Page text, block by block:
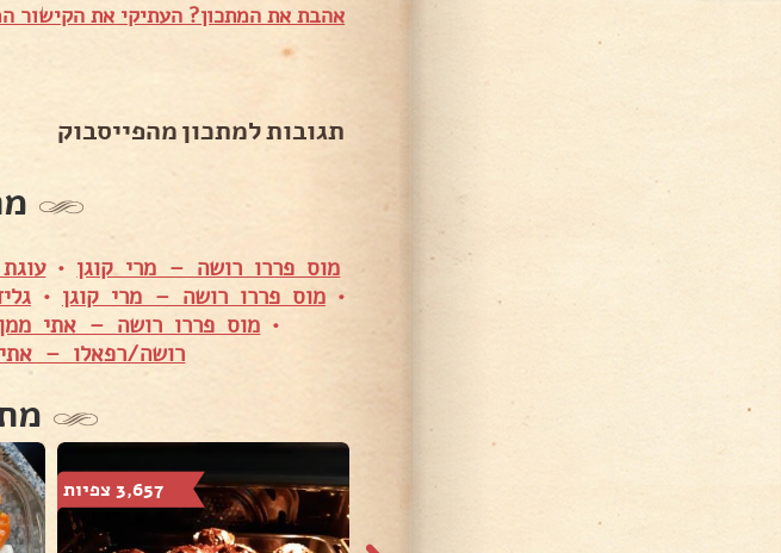
אהבת את המתכון? העתיקי את הקישור
תגובות למתכון מהפייסבוק
מוס פררו רושה – מרי קוגן •
•מוס פררו רושה – מרי קוגן •
• מוס פררו רושה – אתי ממן
רושה/רפאלו –
3,657 צפיות